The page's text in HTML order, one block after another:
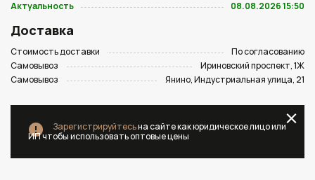
Актуальность
08.08.2026 15:50
Доставка
Стоимость доставки
По согласованию
Самовывоз
Ириновский проспект, 1Ж
Самовывоз
Янино, Индустриальная улица, 21
Зарегистрируйтесьна сайте как юридическое лицо или
ИП чтобы использовать оптовые цены